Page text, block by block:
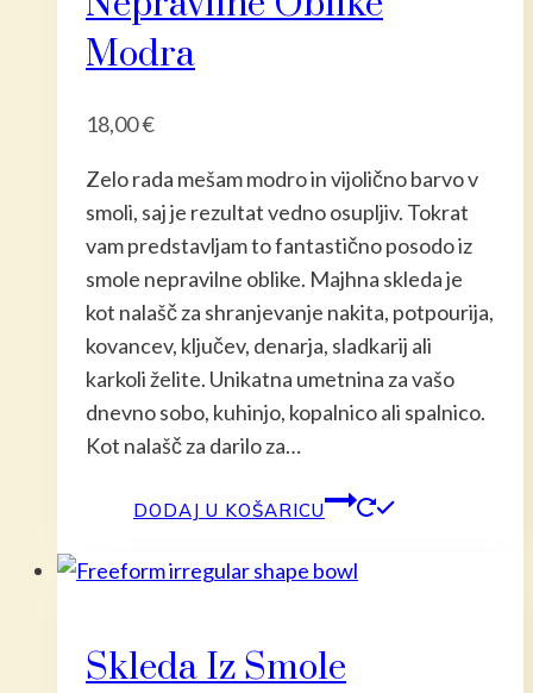
Modra
18,00€
Zelo rada mešam modro in vijolično barvo v
smoli, saj je rezultat vedno osupljiv. Tokrat
vam predstavljam to fantastično posodo iz
smole nepravilne oblike. Majhna skleda je
kot nalašč za shranjevanje nakita, potpourija,
kovancev, ključev, denarja, sladkarij ali
karkoli želite. Unikatna umetnina za vašo
dnevno sobo, kuhinjo, kopalnico ali spalnico.
Kot nalašč za darilo za…
DODAJ U KOŠARICU
Skleda Iz Smole